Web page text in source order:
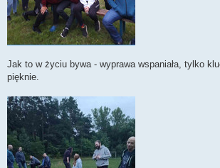
Jak to w życiu bywa - wyprawa wspaniała, tylko
pięknie.